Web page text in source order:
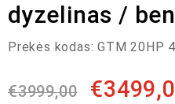
dyzelinas /
Prekės kodas: GTM 20HP
€3999,00 €